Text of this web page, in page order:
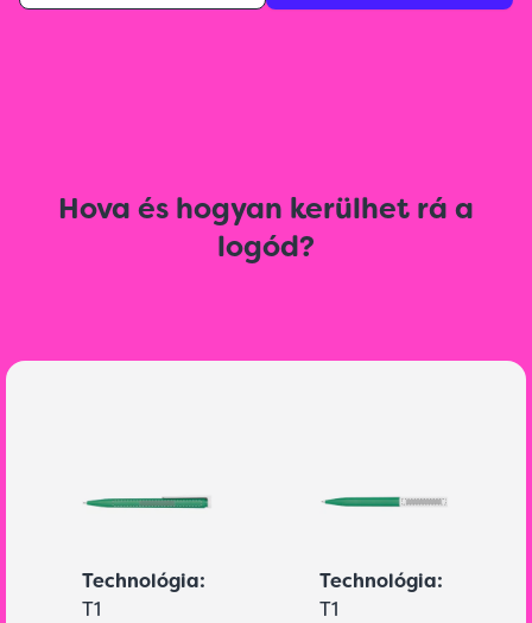
Hova és hogyan kerülhet rá a
logód?
Technológia:
T1
Technológia:
T1